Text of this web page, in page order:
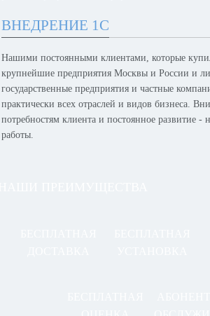
ВНЕДРЕНИЕ 1С
Нашими постоянными клиентами, которые
крупнейшие предприятия Москвы и России и
государственные предприятия и частные
практически всех отраслей и видов бизнеса.
потребностям клиента и постоянное развитие
работы.